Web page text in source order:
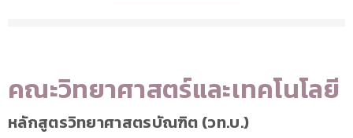
คณะวิทยาศาสตร์และเทคโนโลยี
หลักสูตรวิทยาศาสตรบัณฑิต (วท.บ.)